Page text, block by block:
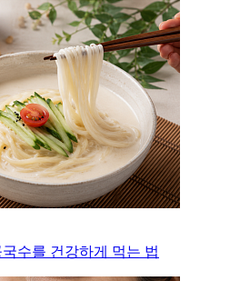
수를 건강하게 먹는 법